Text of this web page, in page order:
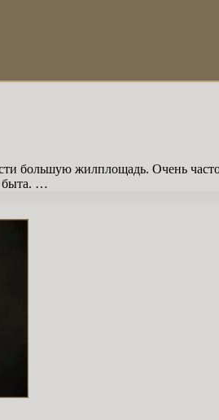
большую жилплощадь. Очень
быта. …